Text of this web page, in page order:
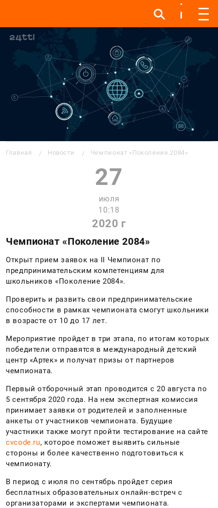
Инфо Инфо Меню
Главная Новости Чемпионат «Поколение 2084»
27
июля
10:18
2020 г
Чемпионат «Поколение 2084»
Открыт прием заявок на II Чемпионат по
предпринимательским компетенциям для
школьников «Поколение 2084».
Проверить и развить свои предпринимательские
способности в рамках чемпионата смогут школьники
в возрасте от 10 до 17 лет.
Мероприятие пройдет в три этапа, по итогам которых
победители отправятся в международный детский
центр «Артек» и получат призы от партнеров
чемпионата.
Первый отборочный этап проводится с 20 августа по
5 сентября 2020 года. На нем экспертная комиссия
принимает заявки от родителей и заполненные
анкеты от участников чемпионата. Будущие
участники также могут пройти тестирование на сайте
cvcode.ru, которое поможет выявить сильные
стороны и более качественно подготовиться к
чемпионату.
В период с июля по сентябрь пройдет серия
бесплатных образовательных онлайн-встреч с
организаторами и экспертами чемпионата.